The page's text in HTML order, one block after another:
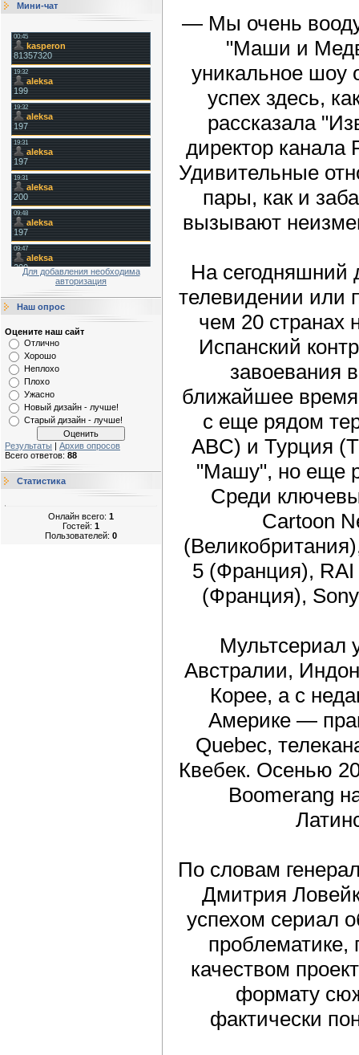
Мини-чат
Для добавления необходима
авторизация
Наш опрос
Оцените наш сайт
Отлично
Хорошо
Неплохо
Плохо
Ужасно
Новый дизайн - лучше!
Старый дизайн - лучше!
Результаты | Архив опросов
Всего ответов: 88
Статистика
Онлайн всего: 1
Гостей: 1
Пользователей: 0
— Мы очень
"Маши и
уникальное шоу
успех здесь,
рассказала
директор
Удивительные
пары, как и
вызывают
На сегодняшний
телевидении или
чем 20 странах
Испанский
завоевания
ближайшее
с еще рядом
ABC) и Турция
"Машу", но еще
Среди
Cartoon
5 (Франция),
(Франция),
Мультсериал
Австралии,
Корее, а с
Америке —
Quebec,
Квебек. Осенью
Boomerang
По словам
Дмитрия
успехом сериал
проблематике,
качеством
формату
фактически